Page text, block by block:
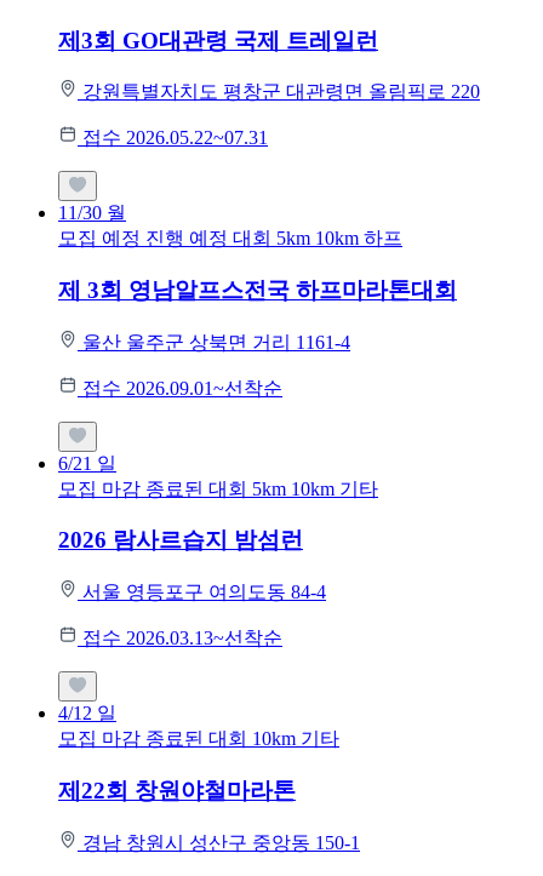
제3회 GO대관령 국제 트레일런
강원특별자치도 평창군 대관령면 올림픽로 220
접수 2026.05.22~07.31
11/30 월
모집 예정 진행 예정 대회 5km 10km 하프
제 3회 영남알프스전국 하프마라톤대회
울산 울주군 상북면 거리 1161-4
접수 2026.09.01~선착순
6/21 일
모집 마감 종료된 대회 5km 10km 기타
2026 람사르습지 밤섬런
서울 영등포구 여의도동 84-4
접수 2026.03.13~선착순
4/12 일
모집 마감 종료된 대회 10km 기타
제22회 창원야철마라톤
경남 창원시 성산구 중앙동 150-1